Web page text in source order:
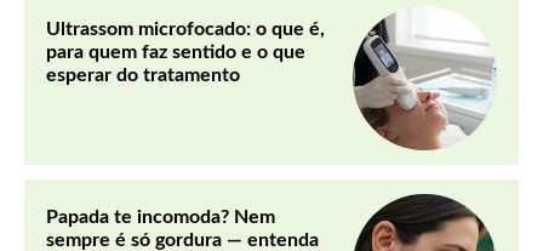
Ultrassom microfocado: o que é,
para quem faz sentido e o que
esperar do tratamento
Papada te incomoda? Nem
sempre é só gordura — entenda